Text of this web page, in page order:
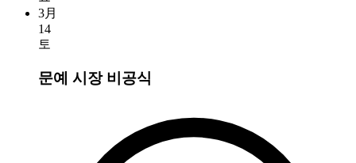
3月
14
토
문예 시장 비공식